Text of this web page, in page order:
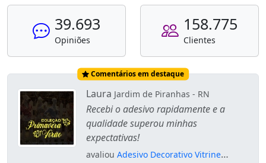
39.693
Opiniões
158.775
Clientes
Comentários em destaque
Laura Jardim de Piranhas - RN
Recebi o adesivo rapidamente e a
qualidade superou minhas
expectativas!
avaliou Adesivo Decorativo Vitrine